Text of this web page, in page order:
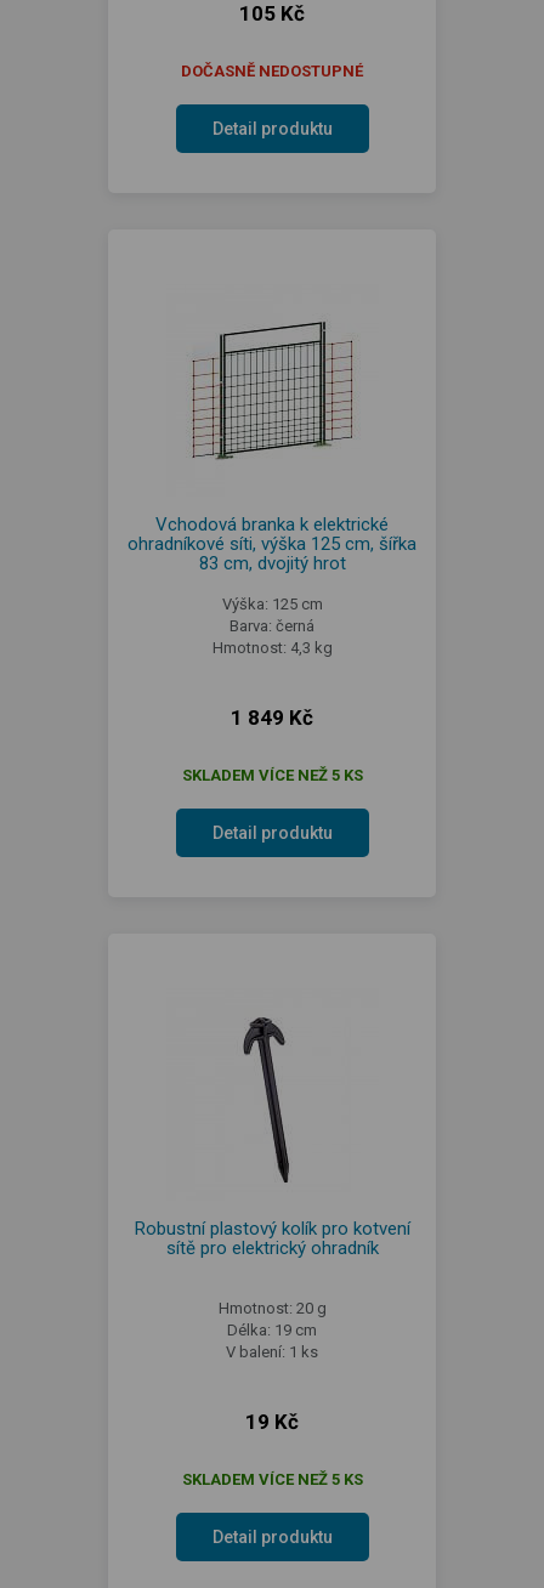
105 Kč
DOČASNĚ NEDOSTUPNÉ
Detail produktu
Vchodová branka k elektrické
ohradníkové síti, výška 125 cm, šířka
83 cm, dvojitý hrot
Výška: 125 cm
Barva: černá
Hmotnost: 4,3 kg
1 849 Kč
SKLADEM VÍCE NEŽ 5 KS
Detail produktu
Robustní plastový kolík pro kotvení
sítě pro elektrický ohradník
Hmotnost: 20 g
Délka: 19 cm
V balení: 1 ks
19 Kč
SKLADEM VÍCE NEŽ 5 KS
Detail produktu